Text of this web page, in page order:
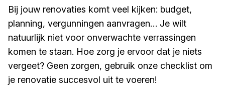
Bij jouw renovaties komt veel kijken: budget,
planning, vergunningen aanvragen… Je wilt
natuurlijk niet voor onverwachte verrassingen
komen te staan. Hoe zorg je ervoor dat je niets
vergeet? Geen zorgen, gebruik onze checklist om
je renovatie succesvol uit te voeren!